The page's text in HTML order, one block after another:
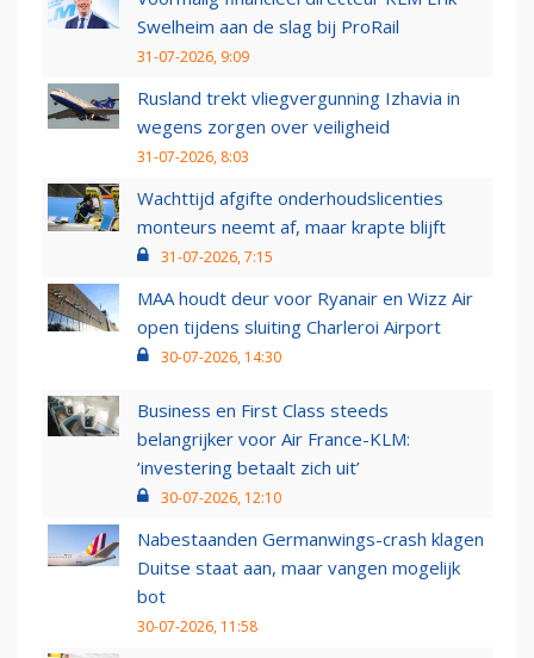
Swelheim aan de slag bij ProRail
31-07-2026, 9:09
Rusland trekt vliegvergunning Izhavia in
wegens zorgen over veiligheid
31-07-2026, 8:03
Wachttijd afgifte onderhoudslicenties
monteurs neemt af, maar krapte blijft
31-07-2026, 7:15
MAA houdt deur voor Ryanair en Wizz Air
open tijdens sluiting Charleroi Airport
30-07-2026, 14:30
Business en First Class steeds
belangrijker voor Air France-KLM:
‘investering betaalt zich uit’
30-07-2026, 12:10
Nabestaanden Germanwings-crash klagen
Duitse staat aan, maar vangen mogelijk
bot
30-07-2026, 11:58